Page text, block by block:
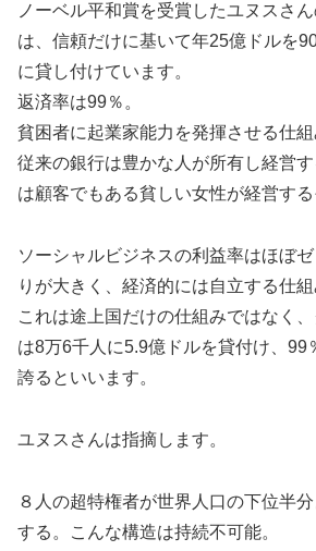
ノーベル平和賞を受賞したユヌスさん
は、信頼だけに基いて年25億ドルを
に貸し付けています。
返済率は99％。
貧困者に起業家能力を発揮させる仕組
従来の銀行は豊かな人が所有し経営
は顧客でもある貧しい女性が経営する
ソーシャルビジネスの利益率はほぼ
りが大きく、経済的には自立する仕組
これは途上国だけの仕組みではなく
は8万6千人に5.9億ドルを貸付け、99
誇るといいます。
ユヌスさんは指摘します。
８人の超特権者が世界人口の下位半
する。こんな構造は持続不可能。